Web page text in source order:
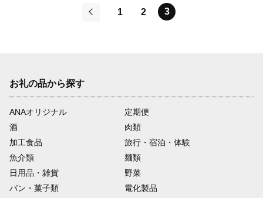
1 2 3
お礼の品から探す
ANAオリジナル
定期便
酒
肉類
加工食品
旅行・宿泊・体験
魚介類
麺類
日用品・雑貨
野菜
パン・菓子類
電化製品